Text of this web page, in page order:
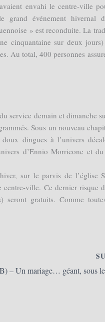
envahi le centre-ville
grand événement hivernal
» est reconduite. La
cinquantaine sur deux jours)
Au total, 400 personnes
service demain et dimanche
Sous un nouveau
dingues à l’univers
d’Ennio Morricone et
sur le parvis de l’église
ville. Ce dernier risque
seront gratuits. Comme